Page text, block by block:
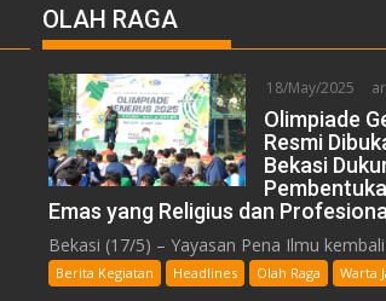
OLAH RAGA
18/May/2025
Olimpiade
Resmi
Bekasi
Emas yang Religius dan
Bekasi (17/5) – Yayasan Pena Ilmu
Berita Kegiatan Headlines Olah Raga Warta